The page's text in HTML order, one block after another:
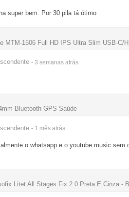
super bem. Por 30 pila tá ótimo
MTM-1506 Full HD IPS Ultra Slim USB-C/
- 3 semanas atrás
Bluetooth GPS Saúde
- 1 mês atrás
o whatsapp e o youtube music
Litet All Stages Fix 2.0 Preta E Cinza -